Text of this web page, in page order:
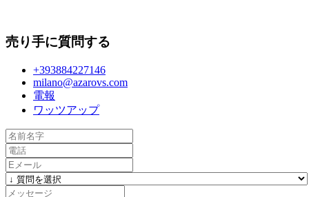
売り手に質問する
+393884227146
milano@azarovs.com
電報
ワッツアップ